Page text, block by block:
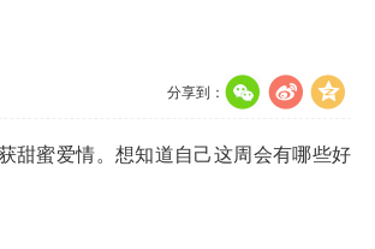
分享到：
蜜爱情。想知道自己这周会有哪些好